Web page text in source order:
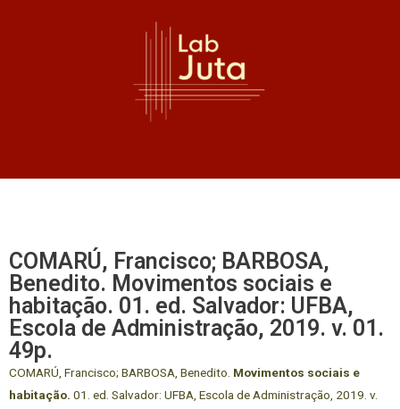
COMARÚ, Francisco; BARBOSA,
Benedito. Movimentos sociais e
habitação. 01. ed. Salvador: UFBA,
Escola de Administração, 2019. v. 01.
49p.
COMARÚ, Francisco; BARBOSA, Benedito. Movimentos sociais e
habitação. 01. ed. Salvador: UFBA, Escola de Administração, 2019. v.